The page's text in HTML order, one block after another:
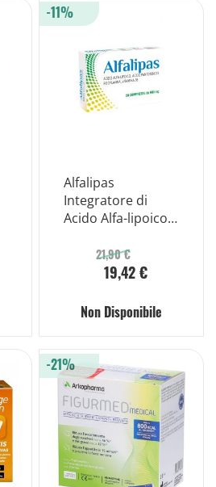
Alfalipas
Integratore di
Acido Alfa-lipoico
21,90 €
19,42 €
-11%
Non Disponibile
-21%